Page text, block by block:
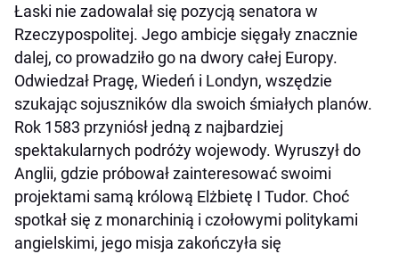
Łaski nie zadowalał się pozycją senatora w
Rzeczypospolitej. Jego ambicje sięgały znacznie
dalej, co prowadziło go na dwory całej Europy.
Odwiedzał Pragę, Wiedeń i Londyn, wszędzie
szukając sojuszników dla swoich śmiałych planów.
Rok 1583 przyniósł jedną z najbardziej
spektakularnych podróży wojewody. Wyruszył do
Anglii, gdzie próbował zainteresować swoimi
projektami samą królową Elżbietę I Tudor. Choć
spotkał się z monarchinią i czołowymi politykami
angielskimi, jego misja zakończyła się